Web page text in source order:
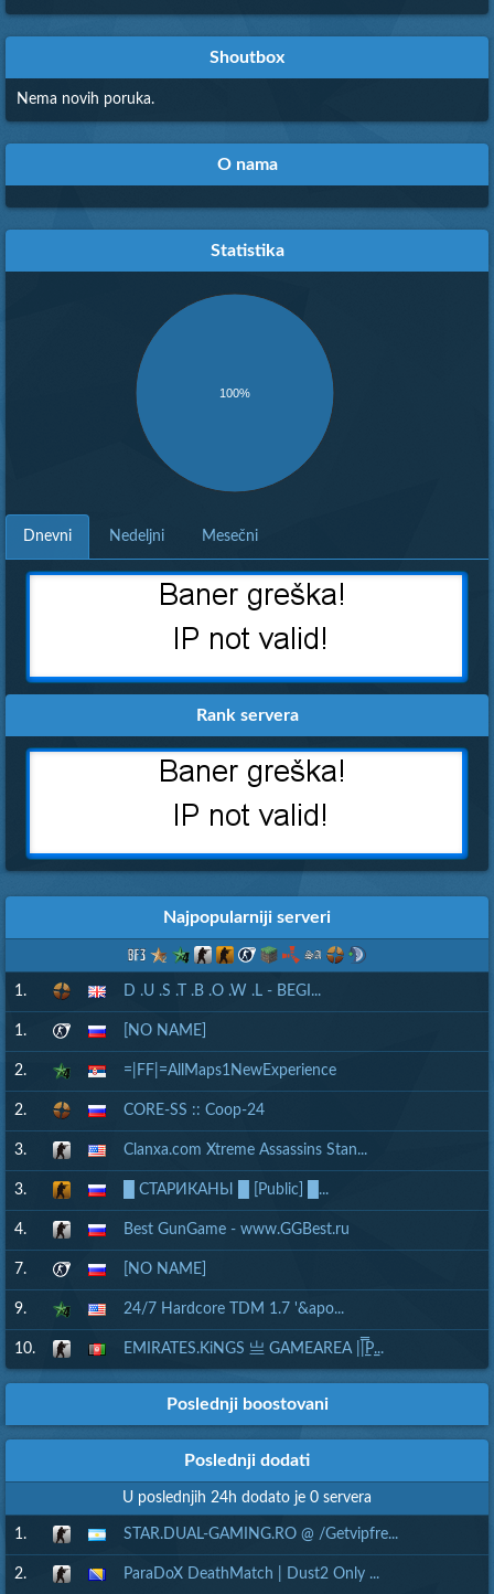
25. Reichsmarschall 7 655:25:59
27. jafar 0 655:02:52
Shoutbox
Nema novih poruka.
O nama
Statistika
100%
Dnevni Nedeljni Mesečni
Rank servera
Najpopularniji serveri
1. D .U .S .T .B .O .W .L - BEGI...
1. [NO NAME]
2. =|FF|=AllMaps1NewExperience
2. CORE-SS :: Coop-24
3. Clanxa.com Xtreme Assassins Stan...
3. █ СТАРИКАНЫ █ [Public] █...
4. Best GunGame - www.GGBest.ru
7. [NO NAME]
9. 24/7 Hardcore TDM 1.7 '&apo...
10. EMIRATES.KiNGS 亗 GAMEAREA ||͇̿P͇...
Poslednji boostovani
Poslednji dodati
U poslednjih 24h dodato je 0 servera
1. STAR.DUAL-GAMING.RO @ /Getvipfre...
2. ParaDoX DeathMatch | Dust2 Only ...